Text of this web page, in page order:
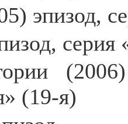
эпизод,
серия
(19-я)